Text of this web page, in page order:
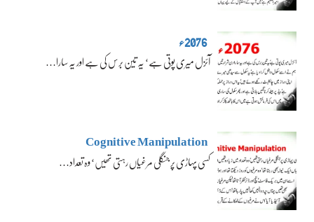
2076ء
آئزل میری پوتی ہے‘ یہ تین برس کی ہے اور یہ سارا…
Cognitive Manipulation
کسی پہاڑی پر جنگلی مرغیاں رہتی تھیں‘ وہ تعداد…